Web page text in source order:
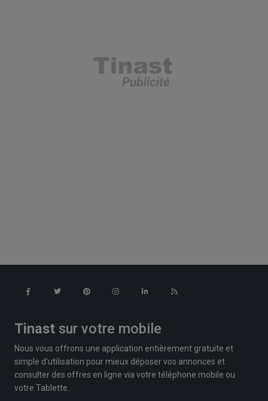
Tinast sur votre mobile
Nous vous offrons une application entièrement gratuite et
simple d'utilisation pour mieux déposer vos annonces et
consulter des offres en ligne via votre téléphone mobile ou
votre Tablette.